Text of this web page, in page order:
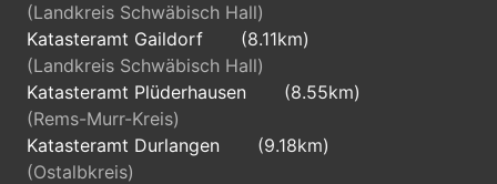
(Landkreis Schwäbisch Hall)
Katasteramt Gaildorf
(8.11km)
(Landkreis Schwäbisch Hall)
Katasteramt Plüderhausen
(8.55km)
(Rems-Murr-Kreis)
Katasteramt Durlangen
(9.18km)
(Ostalbkreis)